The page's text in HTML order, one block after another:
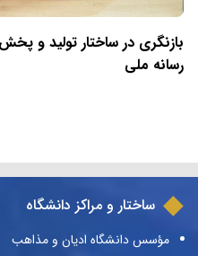
بازنگری در ساختار تولید و
رسانه ملی
ساختار و مراکز دانشگاه
مؤسس دانشگاه ادیان و مذاهب